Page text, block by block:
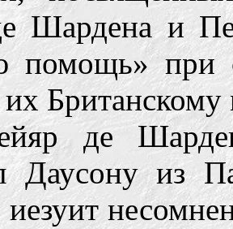
Шардена и
помощь» при
их
де
Даусону из